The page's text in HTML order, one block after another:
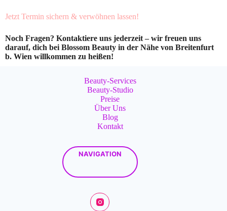
Jetzt Termin sichern & verwöhnen lassen!
Noch Fragen? Kontaktiere uns jederzeit – wir freuen uns
darauf, dich bei Blossom Beauty in der Nähe von Breitenfurt
b. Wien willkommen zu heißen!
Beauty-Services
Beauty-Studio
Preise
Über Uns
Blog
Kontakt
NAVIGATION